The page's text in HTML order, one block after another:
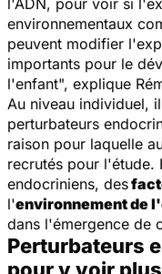
environnementaux
peuvent modifier
importants pour le
l'enfant", explique
Au niveau individuel,
perturbateurs
raison pour laquelle
recrutés pour l'étude.
endocriniens, des
l'environnement de
dans l'émergence de
Perturbateurs